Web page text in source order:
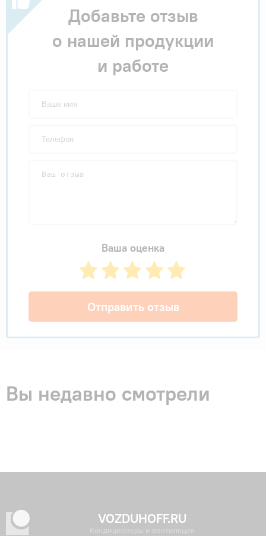
Добавьте отзыв
о нашей продукции
и работе
Ваша оценка
Отправить отзыв
Вы недавно смотрели
VOZDUHOFF.RU
Кондиционеры и вентиляция